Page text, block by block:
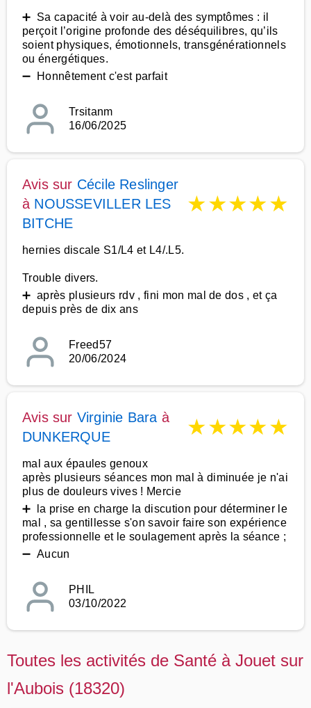
➕ Sa capacité à voir au-delà des symptômes : il
perçoit l’origine profonde des déséquilibres, qu’ils
soient physiques, émotionnels, transgénérationnels
ou énergétiques.
➖ Honnêtement c'est parfait
Trsitanm
16/06/2025
Avis sur Cécile Reslinger
à NOUSSEVILLER LES
BITCHE
★★★★★
hernies discale S1/L4 et L4/.L5.
Trouble divers.
➕ après plusieurs rdv , fini mon mal de dos , et ça
depuis près de dix ans
Freed57
20/06/2024
Avis sur Virginie Bara à
DUNKERQUE
★★★★★
mal aux épaules genoux
après plusieurs séances mon mal à diminuée je n'ai
plus de douleurs vives ! Mercie
➕ la prise en charge la discution pour déterminer le
mal , sa gentillesse s'on savoir faire son expérience
professionnelle et le soulagement après la séance ;
➖ Aucun
PHIL
03/10/2022
Toutes les activités de Santé à Jouet sur
l'Aubois (18320)